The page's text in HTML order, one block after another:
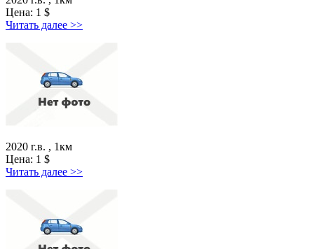
Цена: 1 $
Читать далее >>
2020 г.в. , 1км
Цена: 1 $
Читать далее >>